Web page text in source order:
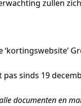
zullen
sinds 19
documenten en